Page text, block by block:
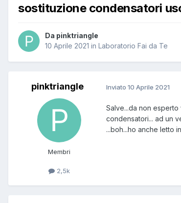
sostituzione condensatori
Da pinktriangle
10 Aprile 2021 in Laboratorio Fai da Te
pinktriangle
Membri
2,5k
Inviato 10 Aprile 2021
Salve...da non
condensatori... ad un
...boh...ho anche letto